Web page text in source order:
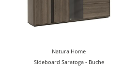
Natura Home
Sideboard Saratoga - Buche